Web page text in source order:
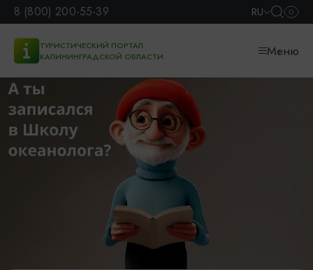
8 (800) 200-55-39 RU
ТУРИСТИЧЕСКИЙ ПОРТАЛ
КАЛИНИНГРАДСКОЙ ОБЛАСТИ
Меню